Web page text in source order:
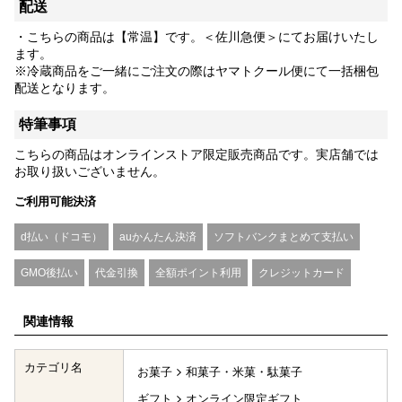
配送
・こちらの商品は【常温】です。＜佐川急便＞にてお届けいたし
ます。
※冷蔵商品をご一緒にご注文の際はヤマトクール便にて一括梱包
配送となります。
特筆事項
こちらの商品はオンラインストア限定販売商品です。実店舗では
お取り扱いございません。
ご利用可能決済
d払い（ドコモ） auかんたん決済 ソフトバンクまとめて支払い
GMO後払い 代金引換 全額ポイント利用 クレジットカード
関連情報
カテゴリ名 お菓子
和菓子・米菓・駄菓子
ギフト
オンライン限定ギフト